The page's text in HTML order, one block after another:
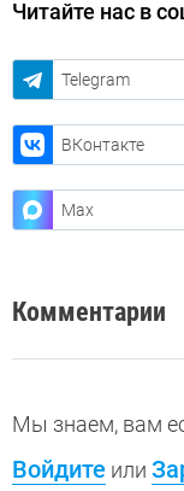
Читайте нас в
Telegram
ВКонтакте
Max
Комментарии
Мы знаем, вам
Войдите или